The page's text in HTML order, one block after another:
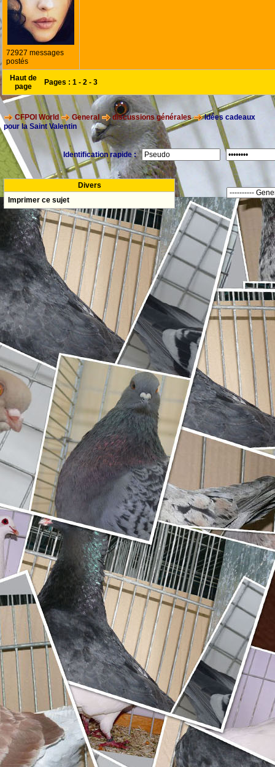
72927 messages
postés
Haut de
page
Pages : 1 - 2 - 3
CFPOI World General discussions générales
Idées cadeaux
pour la Saint Valentin
Identification rapide :
Divers
Imprimer ce sujet